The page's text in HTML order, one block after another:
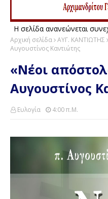
Η σελίδα ανανεώνεται
Αρχική σελίδα ΑΥΓ. ΚΑΝΤΙΩΤΗΣ
Αυγουστίνος Καντιώτης
«Νέοι
Αυγουστίνος
Ευλογία 4:00 Π.μ.